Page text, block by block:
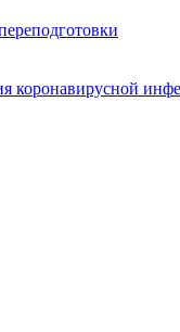
коронавирусной